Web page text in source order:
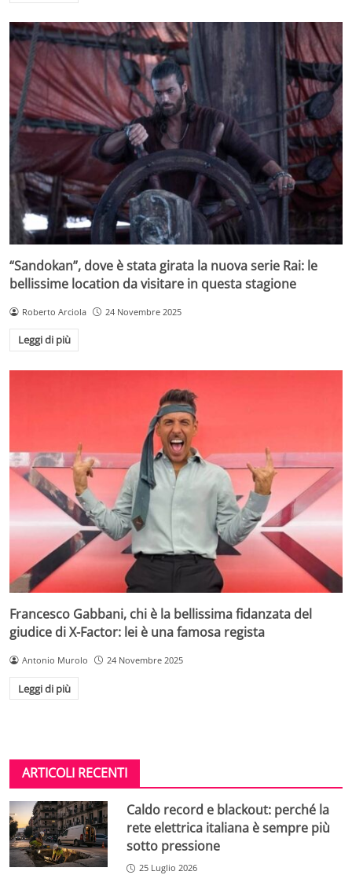
“Sandokan”, dove è stata girata la nuova serie Rai: le
bellissime location da visitare in questa stagione
Roberto Arciola 24 Novembre 2025
Leggi di più
Francesco Gabbani, chi è la bellissima fidanzata del
giudice di X-Factor: lei è una famosa regista
Antonio Murolo 24 Novembre 2025
Leggi di più
ARTICOLI RECENTI
Caldo record e blackout: perché la
rete elettrica italiana è sempre più
sotto pressione
25 Luglio 2026